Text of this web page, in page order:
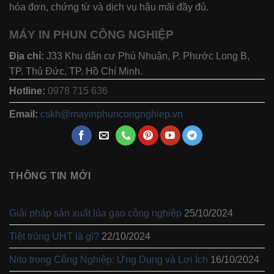
hóa đơn, chứng từ và dịch vụ hậu mãi đầy đủ.
MÁY IN PHUN CÔNG NGHIỆP
Địa chỉ: J33 Khu dân cư Phú Nhuận, P. Phước Long B,
TP. Thủ Đức, TP. Hồ Chí Minh.
Hotline: 0978 715 636
Email: cskh@mayinphuncongnghiep.vn
THÔNG TIN MỚI
Giải pháp sản xuất lúa gạo công nghiệp 25/10/2024
Tiệt trùng UHT là gì? 22/10/2024
Nito trong Công Nghiệp: Ứng Dụng và Lợi Ích 16/10/2024